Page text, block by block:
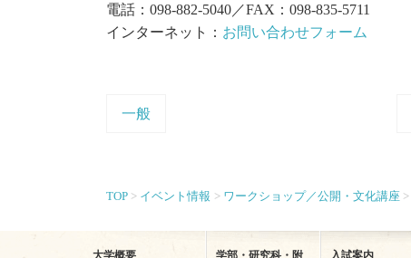
電話：098-882-5040／FAX：098-835-5711
インターネット： お問い合わせフォーム
一般
TOP イベント情報 ワークショップ／公開・文化講座
大学概要
学部・研究科・附
入試案内